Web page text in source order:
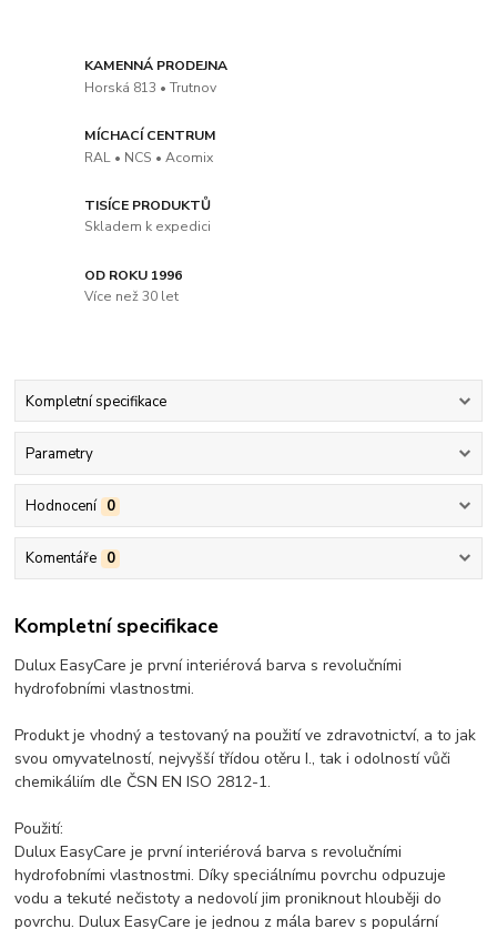
KAMENNÁ PRODEJNA
Horská 813 • Trutnov
MÍCHACÍ CENTRUM
RAL • NCS • Acomix
TISÍCE PRODUKTŮ
Skladem k expedici
OD ROKU 1996
Více než 30 let
Kompletní specifikace
Parametry
Hodnocení 0
Komentáře 0
Kompletní specifikace
Dulux EasyCare je první interiérová barva s revolučními
hydrofobními vlastnostmi.
Produkt je vhodný a testovaný na použití ve zdravotnictví, a to jak
svou omyvatelností, nejvyšší třídou otěru I., tak i odolností vůči
chemikáliím dle ČSN EN ISO 2812-1.
Použití:
Dulux EasyCare je první interiérová barva s revolučními
hydrofobními vlastnostmi. Díky speciálnímu povrchu odpuzuje
vodu a tekuté nečistoty a nedovolí jim proniknout hlouběji do
povrchu. Dulux EasyCare je jednou z mála barev s populární